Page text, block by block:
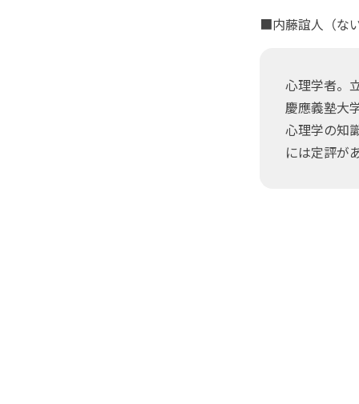
■内藤誼人（な
心理学者。
慶應義塾大
心理学の知
には定評が